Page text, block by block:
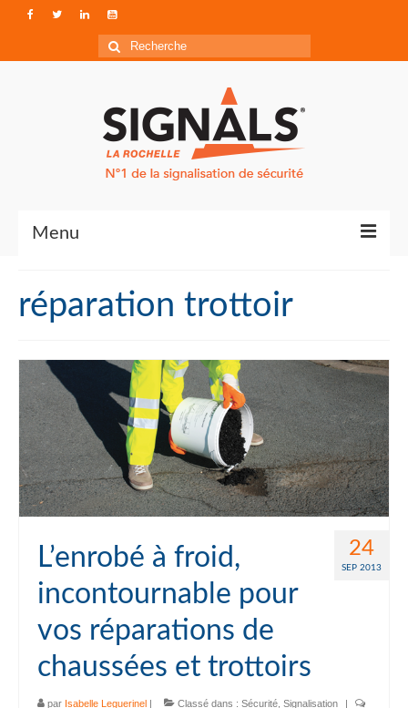
Rechercher
:
Menu
Qui sommes-nous ?
Accéder à Signals
réparation trottoir
24
SEP 2013
L’enrobé à froid,
incontournable pour
vos réparations de
chaussées et trottoirs
par Isabelle Leguerinel | Classé dans : Sécurité Signalisation
|